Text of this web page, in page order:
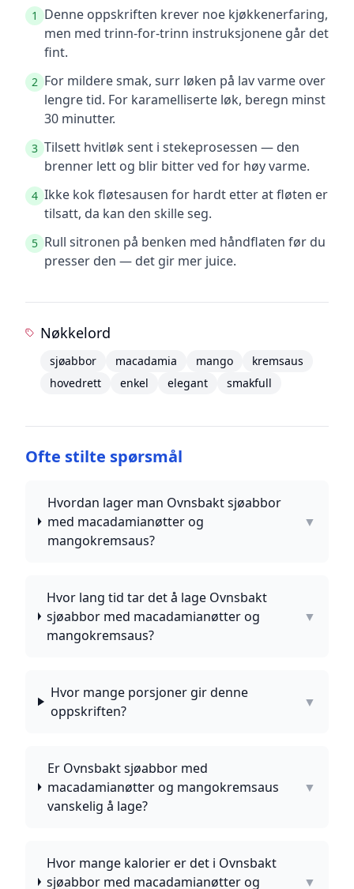
1
Denne oppskriften krever noe kjøkkenerfaring,
men med trinn-for-trinn instruksjonene går det
fint.
2 For mildere smak, surr løken på lav varme over
lengre tid. For karamelliserte løk, beregn minst
30 minutter.
3 Tilsett hvitløk sent i stekeprosessen — den
brenner lett og blir bitter ved for høy varme.
4 Ikke kok fløtesausen for hardt etter at fløten er
tilsatt, da kan den skille seg.
5 Rull sitronen på benken med håndflaten før du
presser den — det gir mer juice.
Nøkkelord
sjøabbor macadamia mango
kremsaus
hovedrett
enkel elegant smakfull
Ofte stilte spørsmål
Hvordan lager man Ovnsbakt sjøabbor
med macadamianøtter og
mangokremsaus?
▼
Hvor lang tid tar det å lage Ovnsbakt
sjøabbor med macadamianøtter og
mangokremsaus?
▼
Hvor mange porsjoner gir denne
oppskriften?
▼
Er Ovnsbakt sjøabbor med
macadamianøtter og mangokremsaus
vanskelig å lage?
▼
Hvor mange kalorier er det i Ovnsbakt
sjøabbor med macadamianøtter og
▼